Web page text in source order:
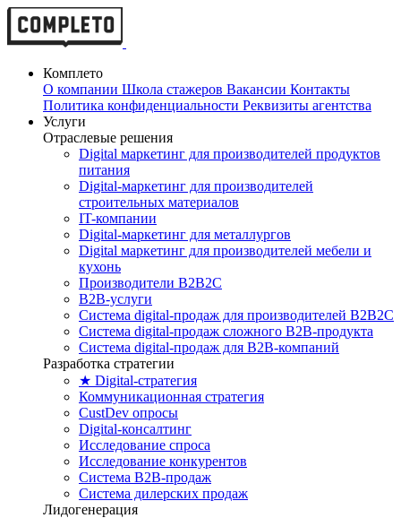
Комплето
О компании Школа стажеров Вакансии Контакты
Политика конфиденциальности Реквизиты агентства
Услуги
Отраслевые решения
Digital маркетинг для производителей продуктов
питания
Digital-маркетинг для производителей
строительных материалов
IT-компании
Digital-маркетинг для металлургов
Digital маркетинг для производителей мебели и
кухонь
Производители B2B2C
B2B-услуги
Cистема digital-продаж для производителей B2B2C
Система digital-продаж сложного B2B-продукта
Система digital-продаж для B2B-компаний
Разработка стратегии
★ Digital-стратегия
Коммуникационная стратегия
CustDev опросы
Digital-консалтинг
Исследование спроса
Исследование конкурентов
Система B2B-продаж
Система дилерских продаж
Лидогенерация